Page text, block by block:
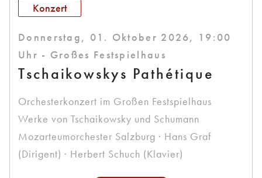
Konzert
Donnerstag, 01. Oktober 2026, 19:00
Uhr - Großes Festspielhaus
Tschaikowskys Pathétique
Orchesterkonzert im Großen Festspielhaus
Werke von Tschaikowsky und Schumann
Mozarteumorchester Salzburg · Hans Graf
(Dirigent) · Herbert Schuch (Klavier)